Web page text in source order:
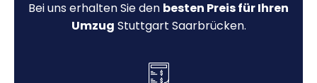
Bei uns erhalten Sie den besten Preis für Ihren
Umzug Stuttgart Saarbrücken.